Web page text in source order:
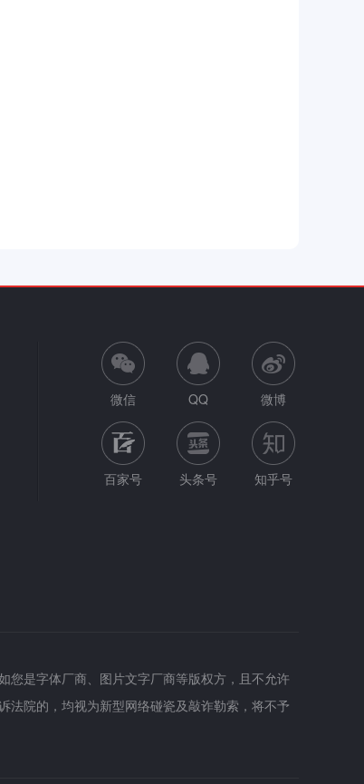
微信 QQ 微博
百家号 头条号 知乎号
您是字体厂商、图片文字厂商等版权方，且不允许
法院的，均视为新型网络碰瓷及敲诈勒索，将不予